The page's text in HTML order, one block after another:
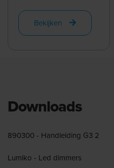
bedienen. De dimknop
Bekijken
Downloads
890300 - Handleiding G3 2
Lumiko - Led dimmers